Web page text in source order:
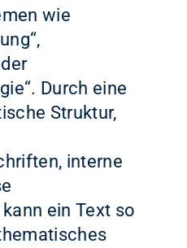
wie
Durch eine
Struktur,
interne
ein Text so